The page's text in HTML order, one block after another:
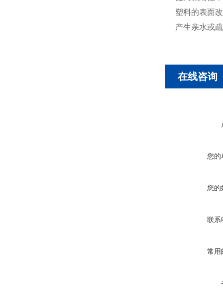
塑料的表面
产生亲水或
在线咨询
您的
您的
联系
常用